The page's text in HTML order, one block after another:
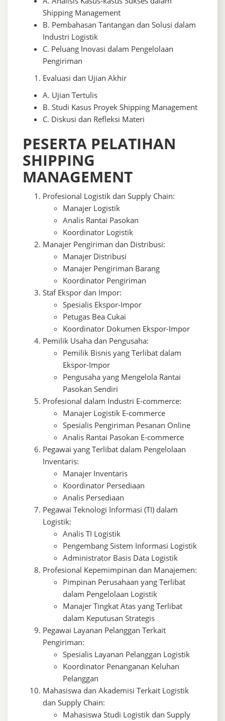
Shipping Management
B. Pembahasan Tantangan dan Solusi dalam
Industri Logistik
C. Peluang Inovasi dalam Pengelolaan
Pengiriman
Evaluasi dan Ujian Akhir
A. Ujian Tertulis
B. Studi Kasus Proyek Shipping Management
C. Diskusi dan Refleksi Materi
PESERTA PELATIHAN
SHIPPING
MANAGEMENT
Profesional Logistik dan Supply Chain:
Manajer Logistik
Analis Rantai Pasokan
Koordinator Logistik
Manajer Pengiriman dan Distribusi:
Manajer Distribusi
Manajer Pengiriman Barang
Koordinator Pengiriman
Staf Ekspor dan Impor:
Spesialis Ekspor-Impor
Petugas Bea Cukai
Koordinator Dokumen Ekspor-Impor
Pemilik Usaha dan Pengusaha:
Pemilik Bisnis yang Terlibat dalam
Ekspor-Impor
Pengusaha yang Mengelola Rantai
Pasokan Sendiri
Profesional dalam Industri E-commerce:
Manajer Logistik E-commerce
Spesialis Pengiriman Pesanan Online
Analis Rantai Pasokan E-commerce
Pegawai yang Terlibat dalam Pengelolaan
Inventaris:
Manajer Inventaris
Koordinator Persediaan
Analis Persediaan
Pegawai Teknologi Informasi (TI) dalam
Logistik:
Analis TI Logistik
Pengembang Sistem Informasi Logistik
Administrator Basis Data Logistik
Profesional Kepemimpinan dan Manajemen:
Pimpinan Perusahaan yang Terlibat
dalam Pengelolaan Logistik
Manajer Tingkat Atas yang Terlibat
dalam Keputusan Strategis
Pegawai Layanan Pelanggan Terkait
Pengiriman:
Spesialis Layanan Pelanggan Logistik
Koordinator Penanganan Keluhan
Pelanggan
Mahasiswa dan Akademisi Terkait Logistik
dan Supply Chain:
Mahasiswa Studi Logistik dan Supply